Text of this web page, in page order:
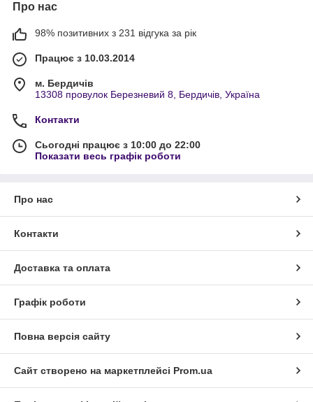
Про нас
98% позитивних з 231 відгука за рік
Працює з 10.03.2014
м. Бердичів
13308 провулок Березневий 8, Бердичів, Україна
Контакти
Сьогодні працює з 10:00 до 22:00
Показати весь графік роботи
Про нас
Контакти
Доставка та оплата
Графік роботи
Повна версія сайту
Сайт створено на маркетплейсі Prom.ua